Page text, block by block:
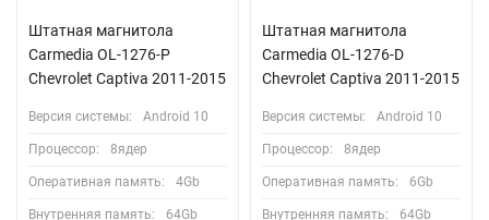
Штатная магнитола
Carmedia OL-1276-P
Chevrolet Captiva 2011-2015
Версия системы: Android 10
Процессор: 8ядер
Оперативная память: 4Gb
Внутренняя память: 64Gb
Штатная магнитола
Carmedia OL-1276-D
Chevrolet Captiva 2011-2015
Версия системы: Android 10
Процессор: 8ядер
Оперативная память: 6Gb
Внутренняя память: 64Gb